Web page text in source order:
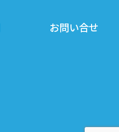
お問い合せ